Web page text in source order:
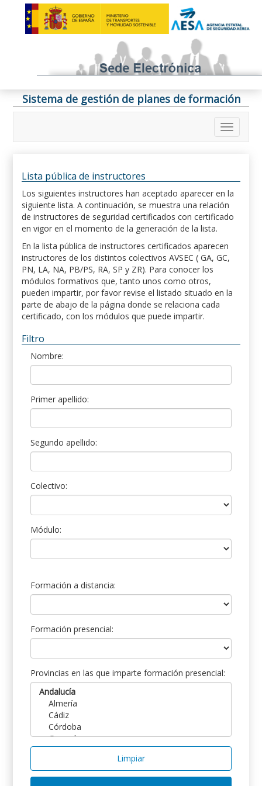
Sistema de gestión de planes de formación
Lista pública de instructores
Los siguientes instructores han aceptado aparecer en la
siguiente lista. A continuación, se muestra una relación
de instructores de seguridad certificados con certificado
en vigor en el momento de la generación de la lista.
En la lista pública de instructores certificados aparecen
instructores de los distintos colectivos AVSEC ( GA, GC,
PN, LA, NA, PB/PS, RA, SP y ZR). Para conocer los
módulos formativos que, tanto unos como otros,
pueden impartir, por favor revise el listado situado en la
parte de abajo de la página donde se relaciona cada
certificado, con los módulos que puede impartir.
Filtro
Nombre:
Primer apellido:
Segundo apellido:
Colectivo:
Módulo:
Formación a distancia:
Formación presencial:
Provincias en las que imparte formación presencial:
Limpiar